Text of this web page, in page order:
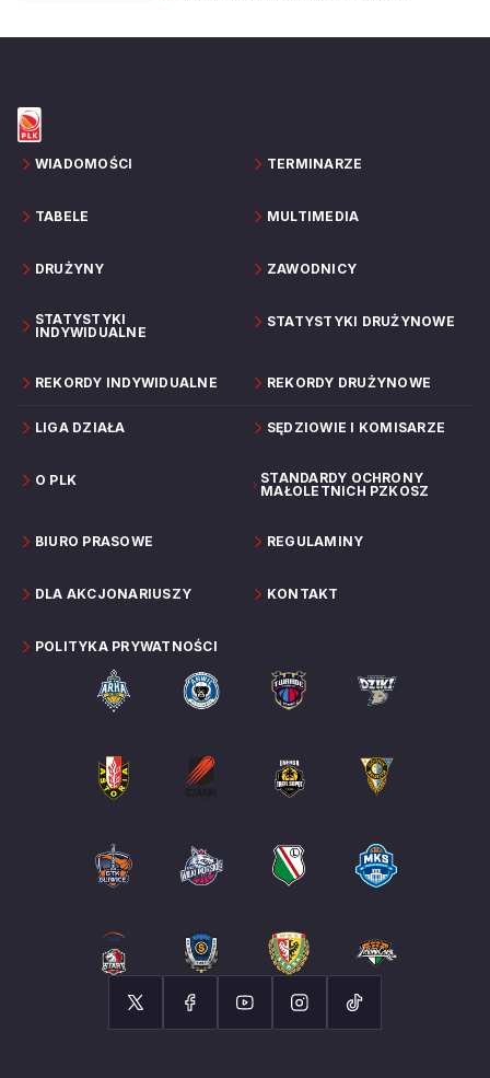
WIADOMOŚCI TERMINARZE
TABELE MULTIMEDIA
DRUŻYNY ZAWODNICY
STATYSTYKI
INDYWIDUALNE
STATYSTYKI DRUŻYNOWE
REKORDY INDYWIDUALNE REKORDY DRUŻYNOWE
LIGA DZIAŁA SĘDZIOWIE I KOMISARZE
O PLK
STANDARDY OCHRONY
MAŁOLETNICH PZKOSZ
BIURO PRASOWE REGULAMINY
DLA AKCJONARIUSZY KONTAKT
POLITYKA PRYWATNOŚCI